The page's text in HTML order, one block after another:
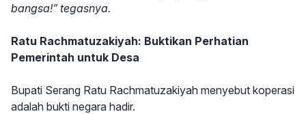
bangsa!” tegasnya.
Ratu Rachmatuzakiyah: Buktikan Perhatian
Pemerintah untuk Desa
Bupati Serang Ratu Rachmatuzakiyah menyebut koperasi
adalah bukti negara hadir.